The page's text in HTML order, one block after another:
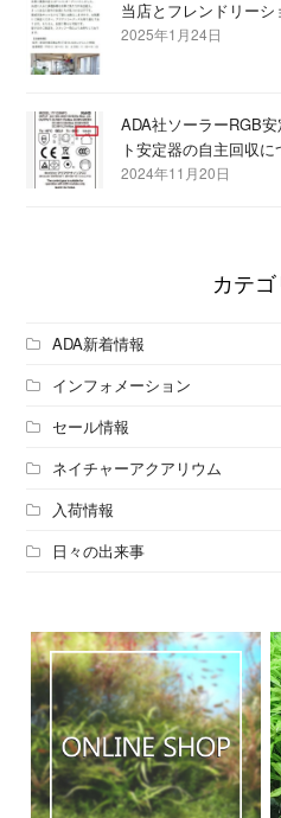
当店とフレンドリー
2025年1月24日
ADA社ソーラーRGB
ト安定器の自主回収
2024年11月20日
カテ
ADA新着情報
インフォメーション
セール情報
ネイチャーアクアリウム
入荷情報
日々の出来事